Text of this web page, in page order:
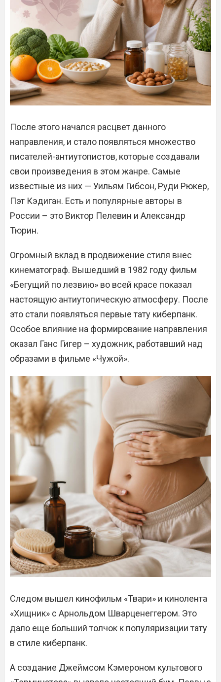
После этого начался расцвет данного
направления, и стало появляться множество
писателей-антиутопистов, которые создавали
свои произведения в этом жанре. Самые
известные из них — Уильям Гибсон, Руди Рюкер,
Пэт Кэдиган. Есть и популярные авторы в
России – это Виктор Пелевин и Александр
Тюрин.
Огромный вклад в продвижение стиля внес
кинематограф. Вышедший в 1982 году фильм
«Бегущий по лезвию» во всей красе показал
настоящую антиутопическую атмосферу. После
это стали появляться первые тату киберпанк.
Особое влияние на формирование направления
оказал Ганс Гигер – художник, работавший над
образами в фильме «Чужой».
Следом вышел кинофильм «Твари» и кинолента
«Хищник» с Арнольдом Шварценеггером. Это
дало еще больший толчок к популяризации тату
в стиле киберпанк.
А создание Джеймсом Кэмероном культового